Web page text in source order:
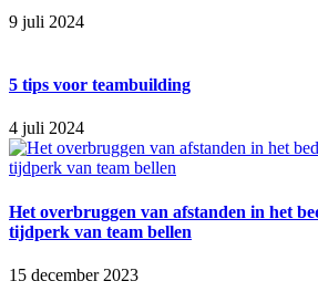
9 juli 2024
5 tips voor teambuilding
4 juli 2024
Het overbruggen van afstanden in het
tijdperk van team bellen
15 december 2023